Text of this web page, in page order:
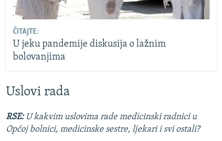
ČITAJTE:
U jeku pandemije diskusija o lažnim
bolovanjima
Uslovi rada
RSE:U kakvim uslovima rade medicinski radnici u
Općoj bolnici, medicinske sestre, ljekari i svi ostali?